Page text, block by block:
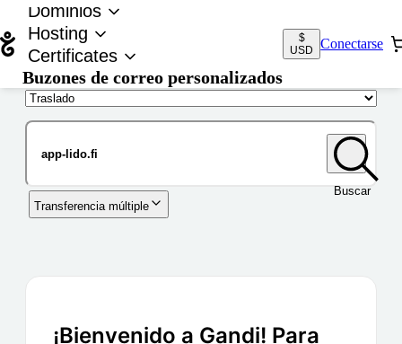
Dominios
Hosting
Certificates
Buzones de correo personalizados
$
USD
Conectarse
Buscar
Transferencia múltiple
¡Bienvenido a Gandi! Para